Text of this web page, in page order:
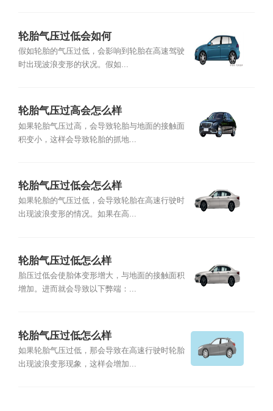
轮胎气压过低会如何
假如轮胎的气压过低，会影响到轮胎在高速驾驶
时出现波浪变形的状况。假如...
轮胎气压过高会怎么样
如果轮胎气压过高，会导致轮胎与地面的接触面
积变小，这样会导致轮胎的抓地...
轮胎气压过低会怎么样
如果轮胎的气压过低，会导致轮胎在高速行驶时
出现波浪变形的情况。如果在高...
轮胎气压过低怎么样
胎压过低会使胎体变形增大，与地面的接触面积
增加。进而就会导致以下弊端：...
轮胎气压过低怎么样
如果轮胎气压过低，那会导致在高速行驶时轮胎
出现波浪变形现象，这样会增加...